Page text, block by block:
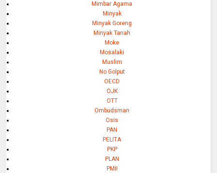
Mimbar Agama
Minyak
Minyak Goreng
Minyak Tanah
Moke
Mosalaki
Muslim
No Golput
OECD
OJK
OTT
Ombudsman
Osis
PAN
PELITA
PKP
PLAN
PMII